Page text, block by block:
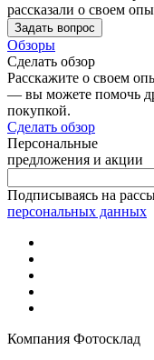
рассказали о своем
Задать вопрос
Обзоры
Сделать обзор
Расскажите о своем
— вы можете помочь
покупкой.
Сделать обзор
Персональные
предложения и акции
Подписываясь на
персональных данных
Компания Фотосклад